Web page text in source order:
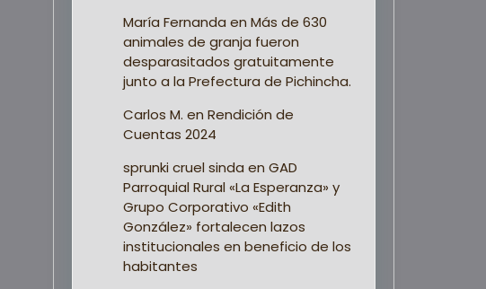
María Fernanda en Más de 630
animales de granja fueron
desparasitados gratuitamente
junto a la Prefectura de Pichincha.
Carlos M. en Rendición de
Cuentas 2024
sprunki cruel sinda en GAD
Parroquial Rural «La Esperanza» y
Grupo Corporativo «Edith
González» fortalecen lazos
institucionales en beneficio de los
habitantes